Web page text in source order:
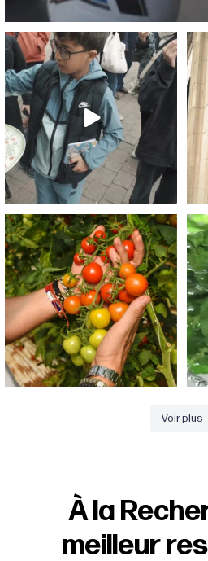
Un momento vero à partager, au sens
propre comme ...
77 4
Pomodoro sicilliano, un vrai trésor de
goût et de...
29 0
Voir plus
À la
meilleur